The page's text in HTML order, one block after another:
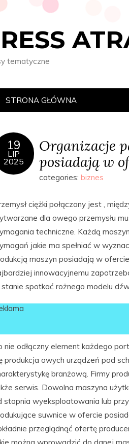
tematyczne
STRONA GŁÓWNA
19
LIP
2025
Organizacje
posiadają w
categories: biznes
ciężki połączony jest ,
dla owego przemysłu
techniczne. Każdą
jakie ma spełniać w
maszyn posiadają w
innowacyjnemu
spotkać rożnego modelu
nie odłączny element każdego
produkcja owych urządzeń pod
branżową. Firmy
serwis. Dowolna maszyna
stopnia wyeksploatowania lub
suwnice w ofercie
przeglądnąć ofertę